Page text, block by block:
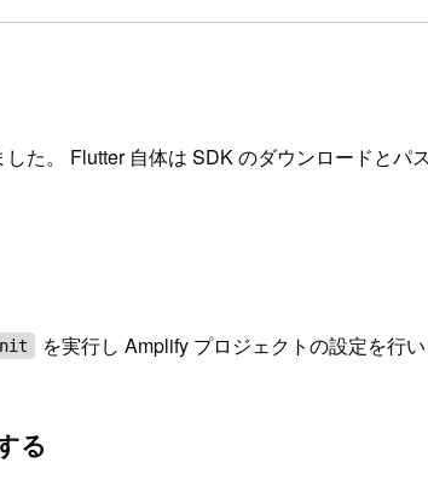
た。 Flutter 自体は SDK のダウンロードと
を実行し Amplify プロジェクトの設定を行い
る